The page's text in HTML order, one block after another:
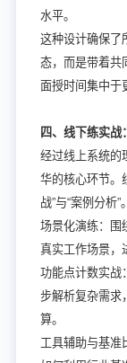
水平。
这种设计确保了
态，而是带着共
面授时间集中于
四、线下练实战
经过线上系统的
华的核心环节。
战”与“案例分析”。
场景化演练：围
真实工作场景，
功能点计数实战
步解析复杂需求
算。
工具辅助与基准